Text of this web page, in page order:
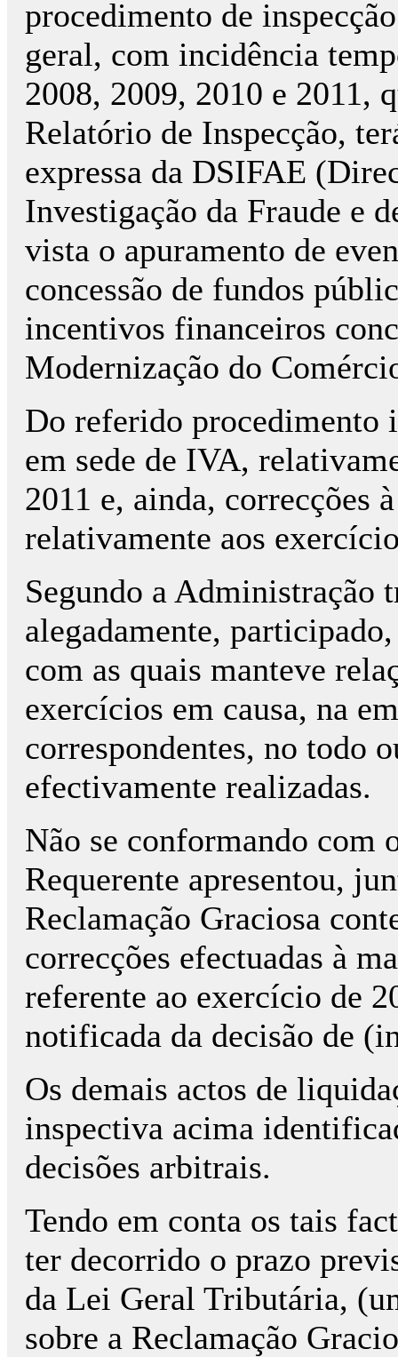
procedimento de
geral, com incidência
2008, 2009, 2010 e 2011,
Relatório de Inspecção,
expressa da DSIFAE
Investigação da Fraude e
vista o apuramento de
concessão de fundos
incentivos financeiros
Modernização do
Do referido procedimento
em sede de IVA,
2011 e, ainda, correcções
relativamente aos
Segundo a Administração
alegadamente,
com as quais manteve
exercícios em causa, na
correspondentes, no todo
efectivamente realizadas.
Não se conformando com
Requerente apresentou,
Reclamação Graciosa
correcções efectuadas à
referente ao exercício de
notificada da decisão de
Os demais actos de
inspectiva acima
decisões arbitrais.
Tendo em conta os tais
ter decorrido o prazo
da Lei Geral Tributária,
sobre a Reclamação